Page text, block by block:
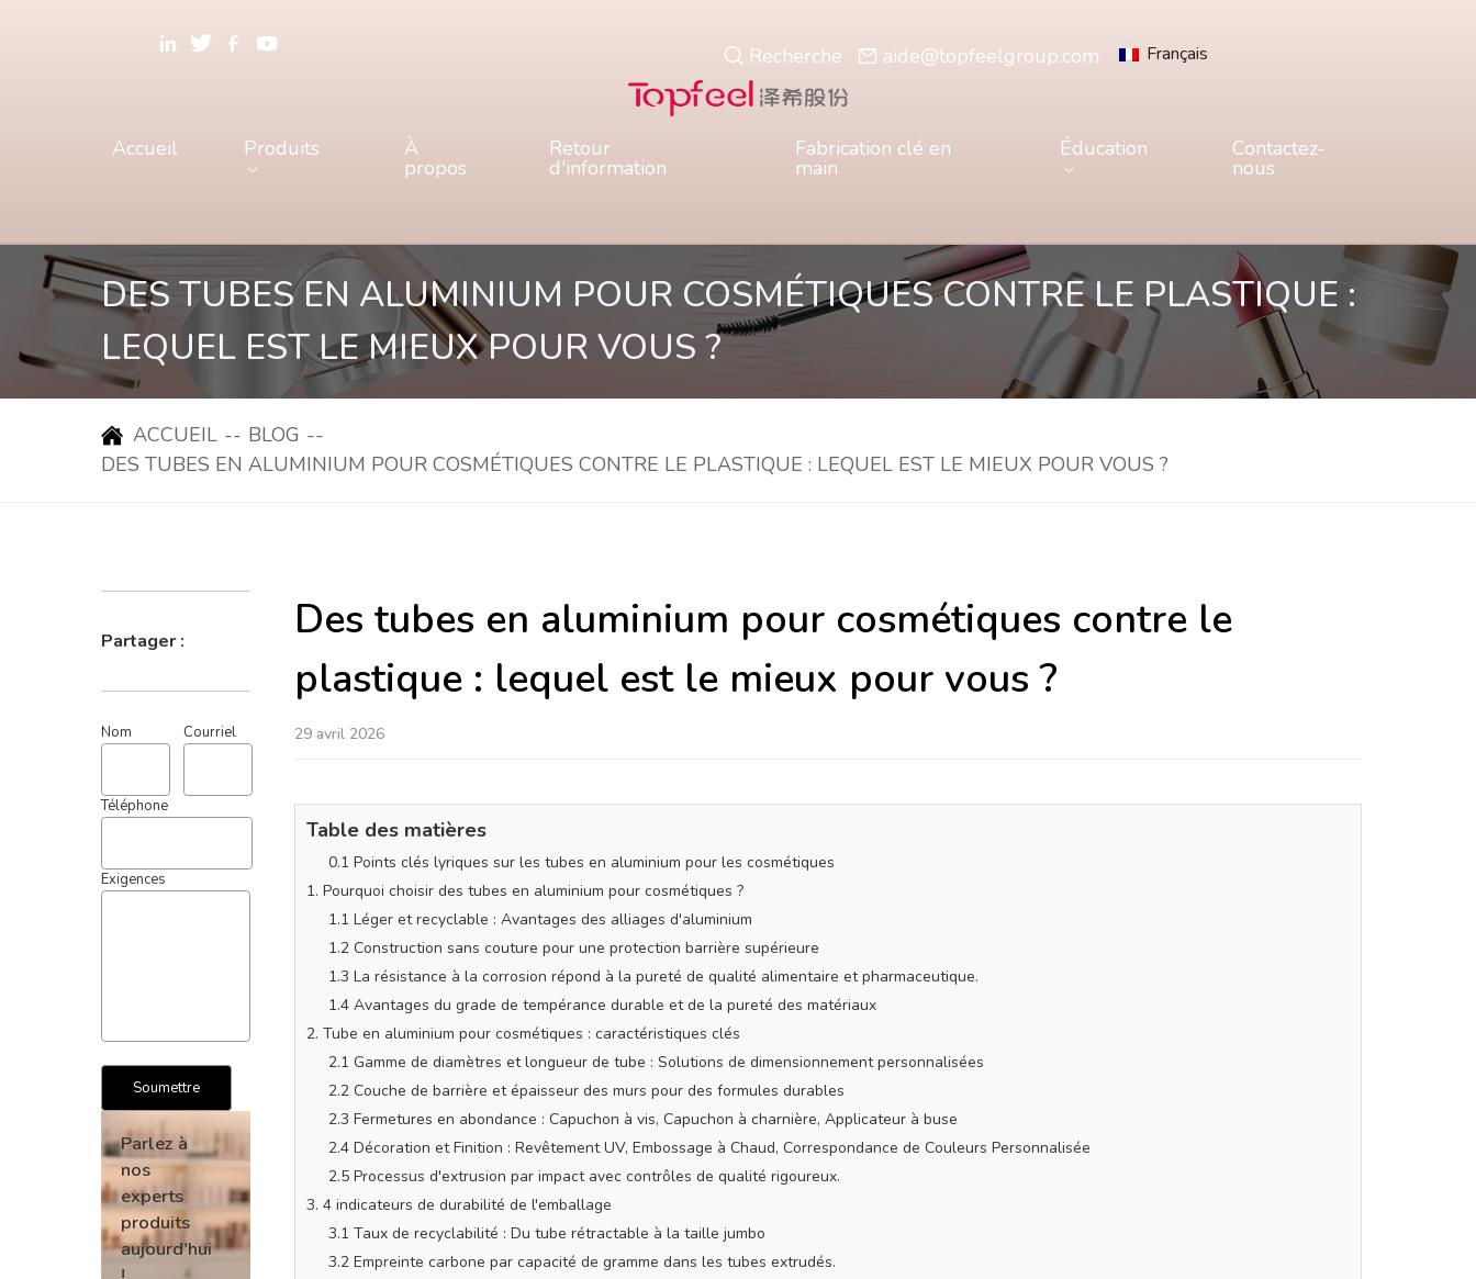
Recherche aide@topfeelgroup.com Français
Accueil Produits À
propos
Retour
d'information
Fabrication clé en
main
Éducation Contactez-
nous
DES TUBES EN ALUMINIUM POUR COSMÉTIQUES CONTRE LE PLASTIQUE :
LEQUEL EST LE MIEUX POUR VOUS ?
ACCUEIL -- BLOG --
DES TUBES EN ALUMINIUM POUR COSMÉTIQUES CONTRE LE PLASTIQUE : LEQUEL EST LE MIEUX POUR VOUS ?
Des tubes en aluminium pour cosmétiques contre le
plastique : lequel est le mieux pour vous ?
29 avril 2026
Table des matières
0.1 Points clés lyriques sur les tubes en aluminium pour les cosmétiques
1. Pourquoi choisir des tubes en aluminium pour cosmétiques ?
1.1 Léger et recyclable : Avantages des alliages d'aluminium
1.2 Construction sans couture pour une protection barrière supérieure
1.3 La résistance à la corrosion répond à la pureté de qualité alimentaire et pharmaceutique.
1.4 Avantages du grade de tempérance durable et de la pureté des matériaux
2. Tube en aluminium pour cosmétiques : caractéristiques clés
2.1 Gamme de diamètres et longueur de tube : Solutions de dimensionnement personnalisées
2.2 Couche de barrière et épaisseur des murs pour des formules durables
2.3 Fermetures en abondance : Capuchon à vis, Capuchon à charnière, Applicateur à buse
2.4 Décoration et Finition : Revêtement UV, Embossage à Chaud, Correspondance de Couleurs Personnalisée
2.5 Processus d'extrusion par impact avec contrôles de qualité rigoureux.
3. 4 indicateurs de durabilité de l'emballage
3.1 Taux de recyclabilité : Du tube rétractable à la taille jumbo
3.2 Empreinte carbone par capacité de gramme dans les tubes extrudés.
Partager :
Nom Courriel
Téléphone
Parlez à